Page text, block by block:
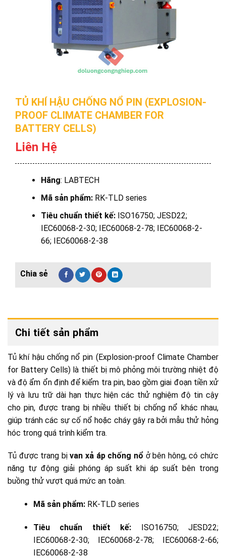
TỦ KHÍ HẬU CHỐNG NỔ PIN (EXPLOSION-
PROOF CLIMATE CHAMBER FOR
BATTERY CELLS)
Liên Hệ
Hãng: LABTECH
Mã sản phẩm:RK-TLD series
Tiêu chuẩn thiết kế:ISO16750; JESD22;
IEC60068-2-30; IEC60068-2-78; IEC60068-2-
66; IEC60068-2-38
Chi tiết sản phẩm
Tủ khí hậu chống nổ pin (Explosion-proof Climate Chamber
for Battery Cells) là thiết bị mô phỏng môi trường nhiệt độ
và độ ẩm ổn định để kiểm tra pin, bao gồm giai đoạn tiền xử
lý và lưu trữ dài hạn thực hiện các thử nghiệm độ tin cậy
cho pin, được trang bị nhiều thiết bị chống nổ khác nhau,
giúp tránh các sự cố nổ hoặc cháy gây ra bởi mẫu thử hỏng
hóc trong quá trình kiểm tra.
Tủ được trang bịvan xả áp chống nổ ở bên hông, có chức
năng tự động giải phóng áp suất khi áp suất bên trong
buồng thử vượt quá mức an toàn.
Mã sản phẩm:RK-TLD series
Tiêu chuẩn thiết kế: ISO16750; JESD22;
IEC60068-2-30; IEC60068-2-78; IEC60068-2-66;
IEC60068-2-38